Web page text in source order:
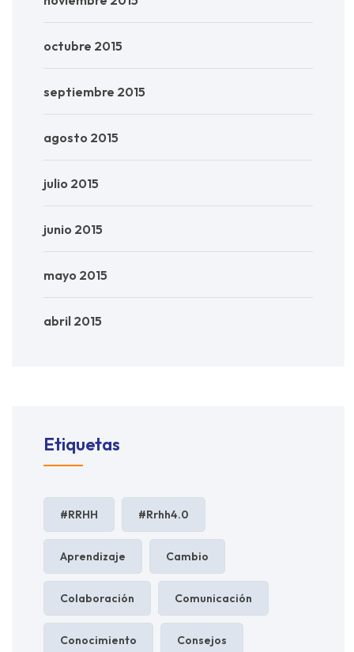
octubre 2015
septiembre 2015
agosto 2015
julio 2015
junio 2015
mayo 2015
abril 2015
Etiquetas
#RRHH #rrhh4.0
Aprendizaje Cambio
Colaboración Comunicación
Conocimiento Consejos